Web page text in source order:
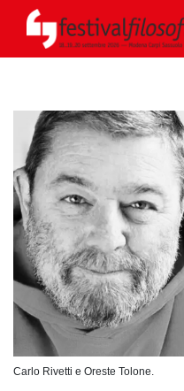
Carlo Rivetti e Oreste Tolone.